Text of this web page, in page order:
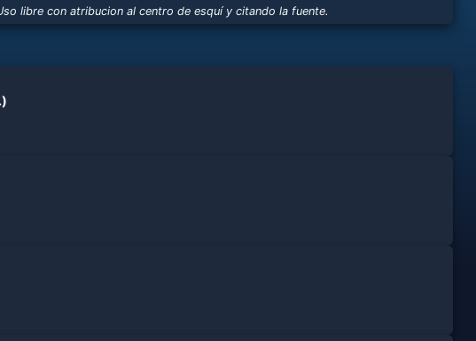
libre con atribucion al centro de esquí y citando la fuente.